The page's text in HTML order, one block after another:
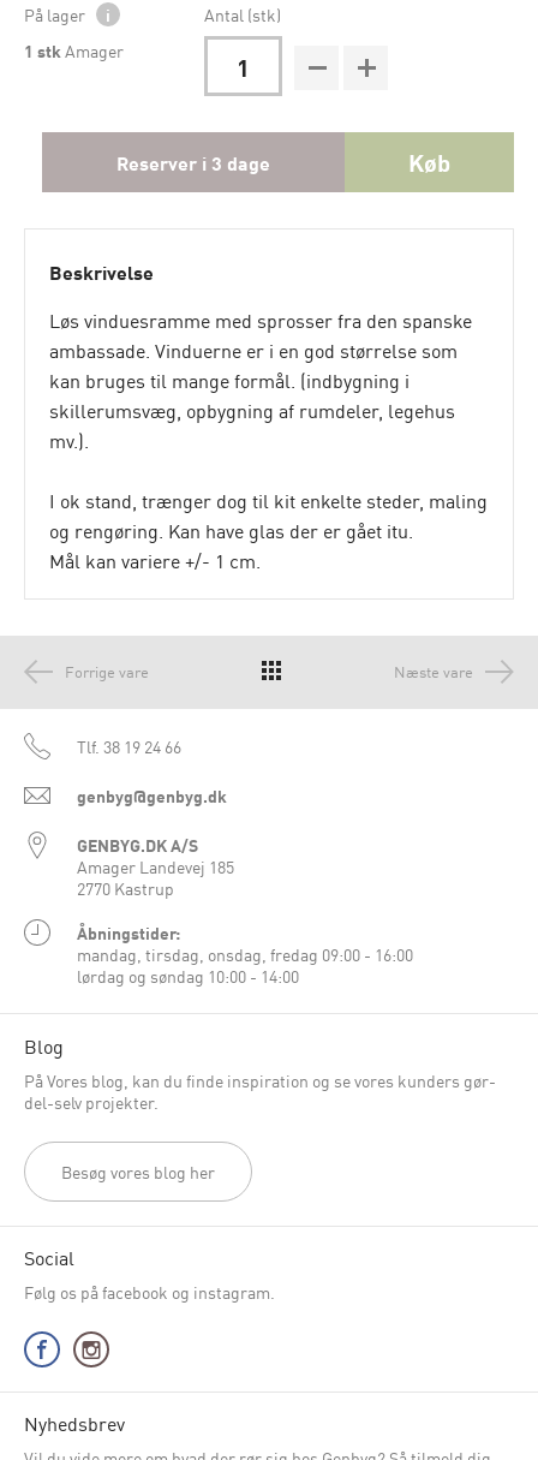
På lager
i
1 stk Amager
Antal (stk)
Reserver i 3 dage Køb
Beskrivelse
Løs vinduesramme med sprosser fra den spanske
ambassade. Vinduerne er i en god størrelse som
kan bruges til mange formål. (indbygning i
skillerumsvæg, opbygning af rumdeler, legehus
mv.).
I ok stand, trænger dog til kit enkelte steder, maling
og rengøring. Kan have glas der er gået itu.
Mål kan variere +/- 1 cm.
Forrige vare Næste vare
Tlf. 38 19 24 66
genbyg@genbyg.dk
GENBYG.DK A/S
Amager Landevej 185
2770 Kastrup
Åbningstider:
mandag, tirsdag, onsdag, fredag 09:00 - 16:00
lørdag og søndag 10:00 - 14:00
Blog
På Vores blog, kan du finde inspiration og se vores kunders gør-
del-selv projekter.
Besøg vores blog her
Social
Følg os på facebook og instagram.
Nyhedsbrev